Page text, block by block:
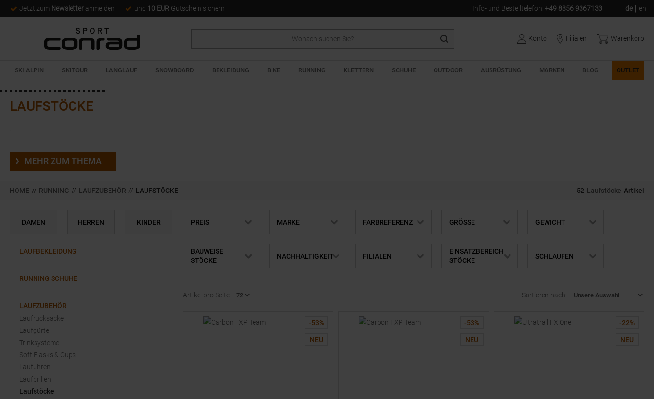
Jetzt zum Newsletter anmelden und 10 EUR Gutschein sichern Info- und Bestelltelefon: +49 8856 9367133 de en
Konto Filialen Warenkorb
SKI ALPIN SKITOUR LANGLAUF SNOWBOARD BEKLEIDUNG BIKE RUNNING KLETTERN SCHUHE OUTDOOR AUSRÜSTUNG MARKEN BLOG OUTLET
LAUFSTÖCKE
MEHR ZUM THEMA
HOME // RUNNING // LAUFZUBEHÖR // LAUFSTÖCKE 52 Laufstöcke Artikel
DAMEN HERREN KINDER
LAUFBEKLEIDUNG
RUNNING SCHUHE
LAUFZUBEHÖR
Laufrucksäcke
Laufgürtel
Trinksysteme
Soft Flasks & Cups
Laufuhren
Laufbrillen
Laufstöcke
PREIS MARKE FARBREFERENZ GRÖSSE GEWICHT
BAUWEISE
STÖCKE
NACHHALTIGKEIT FILIALEN
EINSATZBEREICH
STÖCKE
SCHLAUFEN
Artikel pro Seite Sortieren nach:
-53%
NEU
-53%
NEU
-22%
NEU